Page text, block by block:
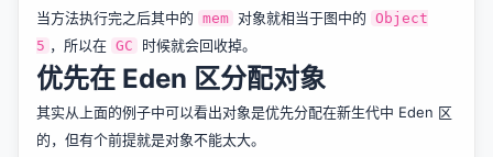
当方法执行完之后其中的 mem 对象就相当于图中的 Object
5 ，所以在 GC 时候就会回收掉。
优先在 Eden 区分配对象
其实从上面的例子中可以看出对象是优先分配在新生代中 Eden 区
的，但有个前提就是对象不能太大。